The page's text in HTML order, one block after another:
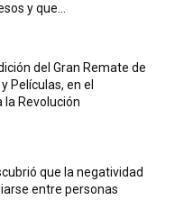
y que...
del Gran Remate de
Películas, en el
la Revolución
que la negatividad
entre personas